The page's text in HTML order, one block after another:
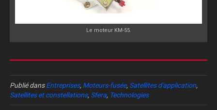
Le moteur KM-55.
Publié dansEntreprises, Moteurs-fusée, Satellites d'application,
Satellites et constellations, Sfera, Technologies